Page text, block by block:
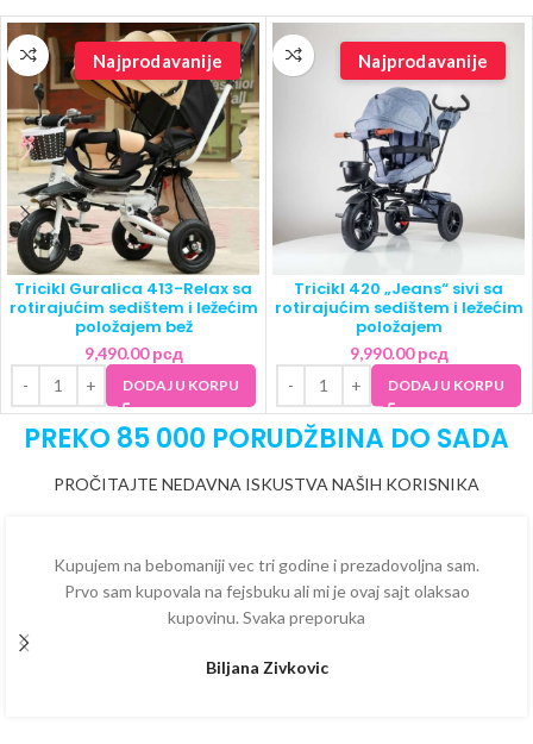
Najprodavanije
Tricikl Guralica 413-Relax sa
rotirajućim sedištem i ležećim
položajem bež
9,490.00рсд
DODAJ U KORPU
Najprodavanije
Tricikl 420 „Jeans“ sivi sa
rotirajućim sedištem i ležećim
položajem
9,990.00рсд
DODAJ U KORPU
PREKO 85 000 PORUDŽBINA DO SADA
PROČITAJTE NEDAVNA ISKUSTVA NAŠIH KORISNIKA
Kupujem na bebomaniji vec tri godine i prezadovoljna sam.
Prvo sam kupovala na fejsbuku ali mi je ovaj sajt olaksao
kupovinu. Svaka preporuka
Biljana Zivkovic